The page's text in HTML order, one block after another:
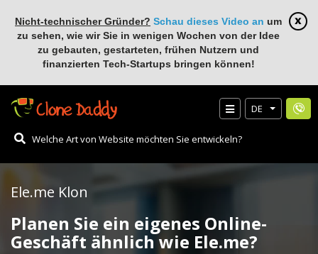
Nicht-technischer Gründer? Schau dieses Video an um
zu sehen, wie wir Sie in wenigen Wochen von der Idee
zu gebauten, gestarteten, frühen Nutzern und
finanzierten Tech-Startups bringen können!
DE
Ele.me Klon
Planen Sie ein eigenes Online-
Geschäft ähnlich wie Ele.me?